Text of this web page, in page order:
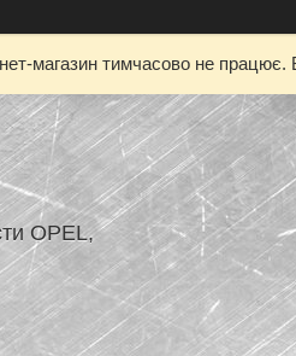
магазин тимчасово не працює.
OPEL,